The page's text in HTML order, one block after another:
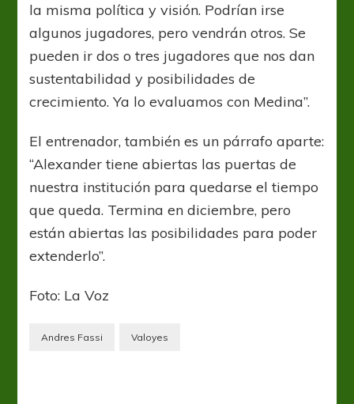
la misma política y visión. Podrían irse
algunos jugadores, pero vendrán otros. Se
pueden ir dos o tres jugadores que nos dan
sustentabilidad y posibilidades de
crecimiento. Ya lo evaluamos con Medina”.
El entrenador, también es un párrafo aparte:
“Alexander tiene abiertas las puertas de
nuestra institución para quedarse el tiempo
que queda. Termina en diciembre, pero
están abiertas las posibilidades para poder
extenderlo”.
Foto: La Voz
Andres Fassi Valoyes